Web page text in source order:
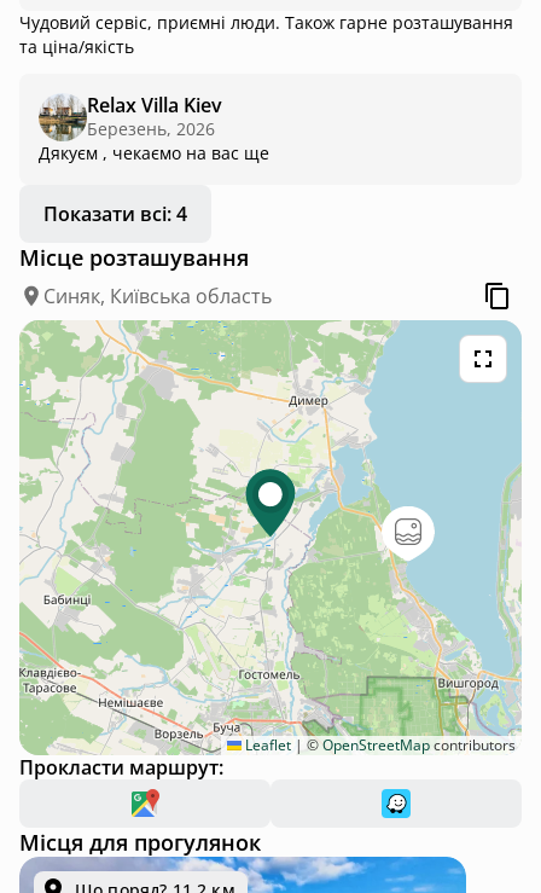
Чудовий сервіс, приємні люди. Також гарне розташування
та ціна/якість
Relax Villa Kiev
Березень, 2026
Дякуєм , чекаємо на вас ще
Показати всі: 4
Місце розташування
Синяк, Київська область
Leaflet | ©OpenStreetMapcontributors
Прокласти маршрут:
Місця для прогулянок